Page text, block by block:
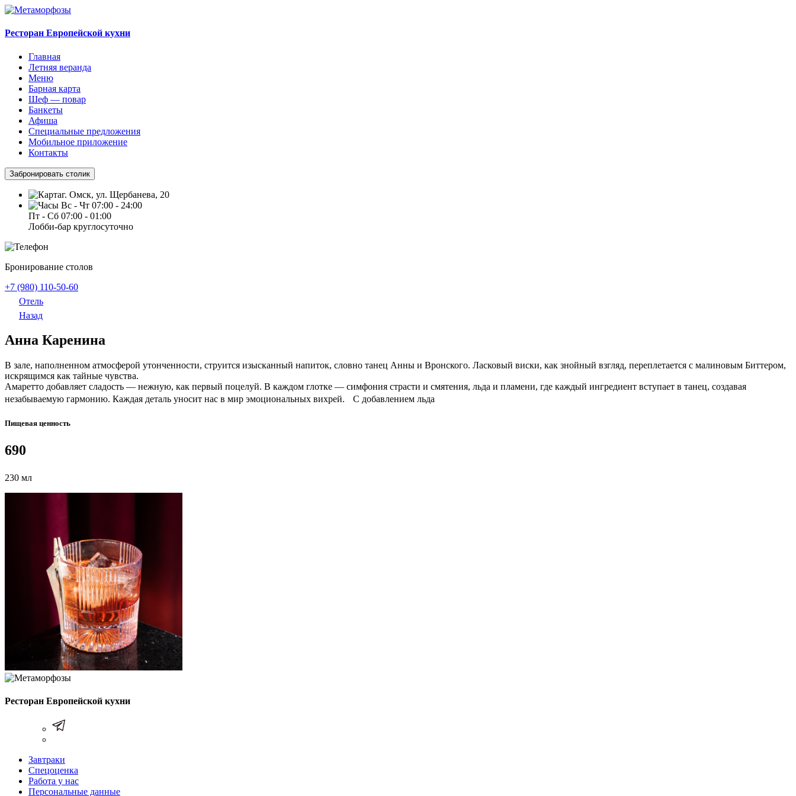
Ресторан Европейской кухни
Главная
Летняя веранда
Меню
Барная карта
Шеф — повар
Банкеты
Афиша
Специальные предложения
Мобильное приложение
Контакты
Забронировать столик
г. Омск, ул. Щербанева, 20
Вс - Чт 07:00 - 24:00
Пт - Сб 07:00 - 01:00
Лобби-бар круглосуточно
Бронирование столов
+7 (980) 110-50-60
Отель
Назад
Анна Каренина
В зале, наполненном атмосферой утонченности, струится изысканный напиток, словно танец Анны и Вронского. Ласковый виски, как знойный взгляд, переплетается с малиновым Биттером,
искрящимся как тайные чувства.
Амаретто добавляет сладость — нежную, как первый поцелуй. В каждом глотке — симфония страсти и смятения, льда и пламени, где каждый ингредиент вступает в танец, создавая
незабываемую гармонию. Каждая деталь уносит нас в мир эмоциональных вихрей. С добавлением льда
Пищевая ценность
690
230 мл
Ресторан Европейской кухни
Завтраки
Спецоценка
Работа у нас
Персональные данные